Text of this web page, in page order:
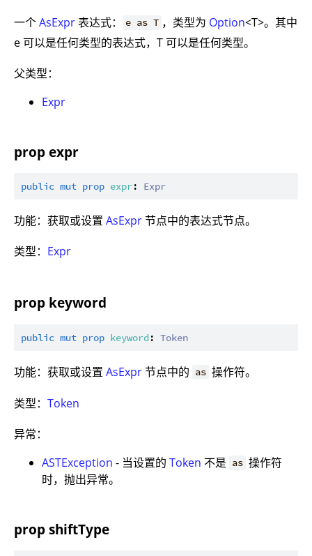
一个AsExpr表达式： e as T ，类型为 Option<T>。其中
e 可以是任何类型的表达式，T 可以是任何类型。
父类型：
Expr
prop expr
public mut prop expr: Expr
功能：获取或设置 AsExpr节点中的表达式节点。
类型： Expr
prop keyword
public mut prop keyword: Token
功能：获取或设置 AsExpr节点中的 as 操作符。
类型： Token
异常：
ASTException - 当设置的 Token 不是 as 操作符
时，抛出异常。
prop shiftType